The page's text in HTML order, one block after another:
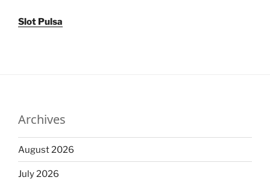
Slot Pulsa
Archives
August 2026
July 2026